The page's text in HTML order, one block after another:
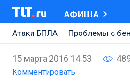
АФИША
Атаки БПЛА
Проблемы с
Ремонт Центральной площади
15 марта 2016 14:53
Комментировать